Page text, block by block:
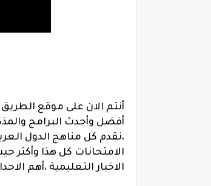
أنتم الان على موقع
أفضل وأحدث البرامج
،نقدم كل مناهج الدول
الامتحانات كل هذا وأكثر
الاخبار التعليمية ،أهم